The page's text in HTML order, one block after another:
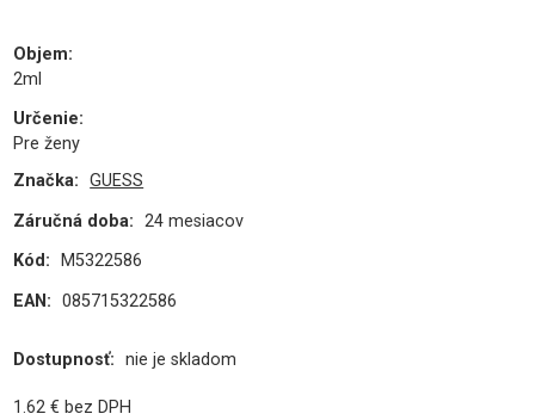
Objem:
2ml
Určenie:
Pre ženy
Značka: GUESS
Záručná doba: 24 mesiacov
Kód: M5322586
EAN: 085715322586
Dostupnosť: nie je skladom
1.62 € bez DPH